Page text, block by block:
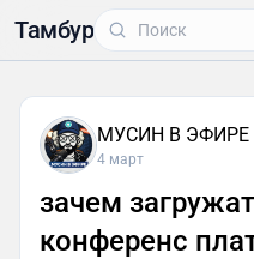
Тамбур
МУСИН В ЭФИРЕ
4 март
зачем
конференс